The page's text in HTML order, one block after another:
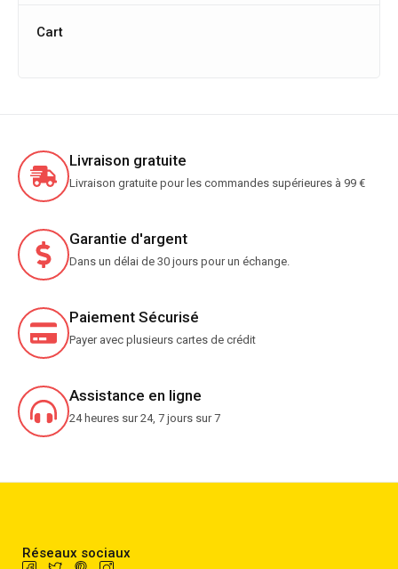
Cart
Livraison gratuite
Livraison gratuite pour les commandes supérieures à 99 €
Garantie d'argent
Dans un délai de 30 jours pour un échange.
Paiement Sécurisé
Payer avec plusieurs cartes de crédit
Assistance en ligne
24 heures sur 24, 7 jours sur 7
Réseaux sociaux